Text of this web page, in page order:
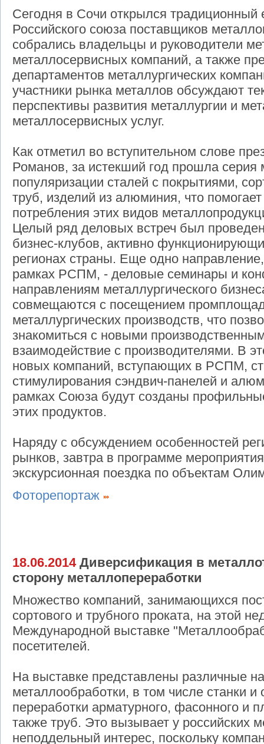
Сегодня в Сочи открылся традиционный
Российского союза поставщиков
собрались владельцы и руководители
металлосервисных компаний, а также
департаментов металлургических
участники рынка металлов обсуждают
перспективы развития металлургии и
металлосервисных услуг.
Как отметил во вступительном слове
Романов, за истекший год прошла серия
популяризации сталей с покрытиями,
труб, изделий из алюминия, что
потребления этих видов
Целый ряд деловых встреч был
бизнес-клубов, активно
регионах страны. Еще одно
рамках РСПМ, - деловые семинары и
направлениям металлургического
совмещаются с посещением
металлургических производств, что
знакомиться с новыми
взаимодействие с производителями. В
новых компаний, вступающих в РСПМ,
стимулирования сэндвич-панелей и
рамках Союза будут созданы
этих продуктов.
Наряду с обсуждением особенностей
рынков, завтра в программе
экскурсионная поездка по объектам
Фоторепортаж
18.06.2014Диверсификация в
сторону металлопереработки
Множество компаний, занимающихся
сортового и трубного проката, на этой
Международной выставке
посетителей.
На выставке представлены различные
металлообработки, в том числе станки
переработки арматурного, фасонного и
также труб. Это вызывает у российских
неподдельный интерес, поскольку